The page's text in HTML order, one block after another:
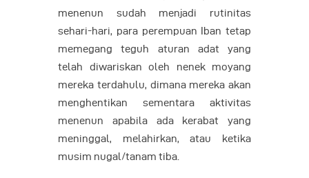
menenun sudah menjadi rutinitas
sehari-hari, para perempuan Iban tetap
memegang teguh aturan adat yang
telah diwariskan oleh nenek moyang
mereka terdahulu, dimana mereka akan
menghentikan sementara aktivitas
menenun apabila ada kerabat yang
meninggal, melahirkan, atau ketika
musim nugal/tanam tiba.